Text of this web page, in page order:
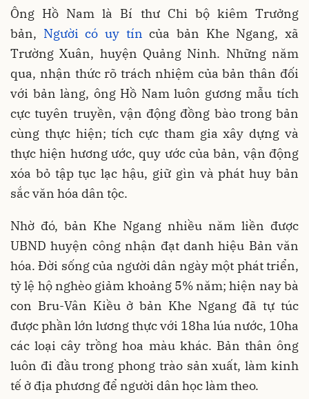
Ông Hồ Nam là Bí thư Chi bộ kiêm Trưởng
bản, Người có uy tín của bản Khe Ngang, xã
Trường Xuân, huyện Quảng Ninh. Những năm
qua, nhận thức rõ trách nhiệm của bản thân đối
với bản làng, ông Hồ Nam luôn gương mẫu tích
cực tuyên truyền, vận động đồng bào trong bản
cùng thực hiện; tích cực tham gia xây dựng và
thực hiện hương ước, quy ước của bản, vận động
xóa bỏ tập tục lạc hậu, giữ gìn và phát huy bản
sắc văn hóa dân tộc.
Nhờ đó, bản Khe Ngang nhiều năm liền được
UBND huyện công nhận đạt danh hiệu Bản văn
hóa. Đời sống của người dân ngày một phát triển,
tỷ lệ hộ nghèo giảm khoảng 5% năm; hiện nay bà
con Bru-Vân Kiều ở bản Khe Ngang đã tự túc
được phần lớn lương thực với 18ha lúa nước, 10ha
các loại cây trồng hoa màu khác. Bản thân ông
luôn đi đầu trong phong trào sản xuất, làm kinh
tế ở địa phương để người dân học làm theo.